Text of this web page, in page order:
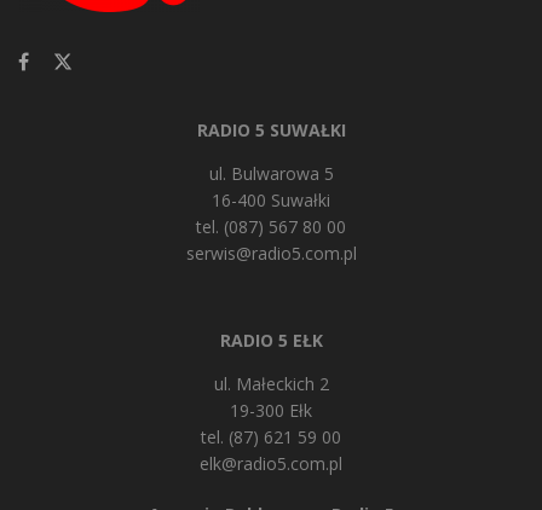
RADIO 5 SUWAŁKI
ul. Bulwarowa 5
16-400 Suwałki
tel. (087) 567 80 00
serwis@radio5.com.pl
RADIO 5 EŁK
ul. Małeckich 2
19-300 Ełk
tel. (87) 621 59 00
elk@radio5.com.pl